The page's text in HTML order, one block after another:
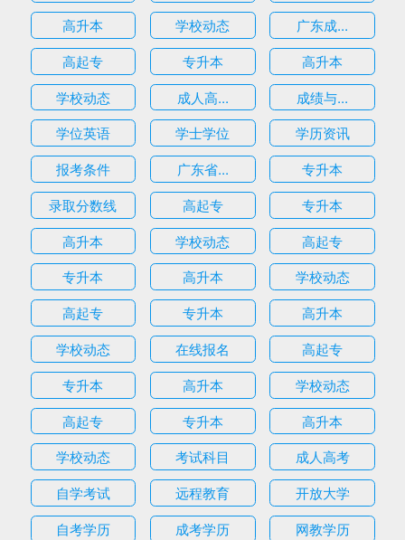
高升本
学校动态
广东成...
高起专
专升本
高升本
学校动态
成人高...
成绩与...
学位英语
学士学位
学历资讯
报考条件
广东省...
专升本
录取分数线
高起专
专升本
高升本
学校动态
高起专
专升本
高升本
学校动态
高起专
专升本
高升本
学校动态
在线报名
高起专
专升本
高升本
学校动态
高起专
专升本
高升本
学校动态
考试科目
成人高考
自学考试
远程教育
开放大学
自考学历
成考学历
网教学历